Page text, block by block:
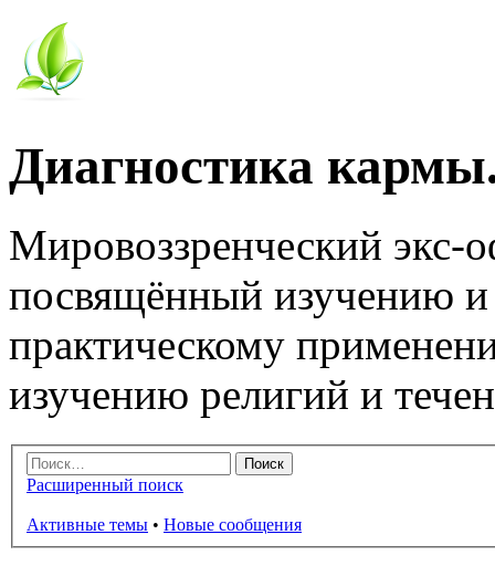
Диагностика
Мировоззренческий
посвящённый изучению
практическому
изучению религий и
Расширенный поиск
Активные темы • Новые сообщения